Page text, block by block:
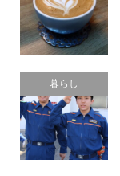
暮らし